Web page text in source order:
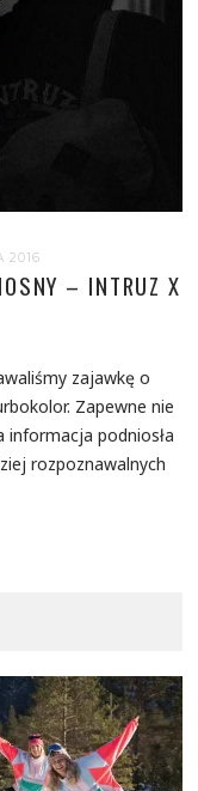
2016
– INTRUZ X
zajawkę o
Zapewne nie
podniosła
rozpoznawalnych